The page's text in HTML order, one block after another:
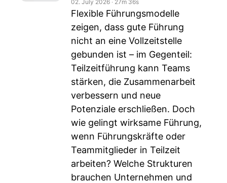
02. July 2026 ‧ 27m 36s
Flexible Führungsmodelle
zeigen, dass gute Führung
nicht an eine Vollzeitstelle
gebunden ist – im Gegenteil:
Teilzeitführung kann Teams
stärken, die Zusammenarbeit
verbessern und neue
Potenziale erschließen. Doch
wie gelingt wirksame Führung,
wenn Führungskräfte oder
Teammitglieder in Teilzeit
arbeiten? Welche Strukturen
brauchen Unternehmen und